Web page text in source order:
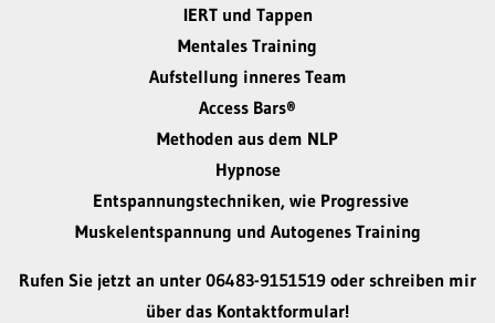
IERT und Tappen
Mentales Training
Aufstellung inneres Team
Access Bars®
Methoden aus dem NLP
Hypnose
Entspannungstechniken, wie Progressive
Muskelentspannung und Autogenes Training
Rufen Sie jetzt an unter 06483-9151519 oder schreiben mir
über das Kontaktformular!